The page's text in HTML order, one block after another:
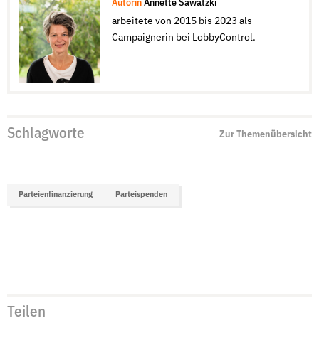
Autorin Annette Sawatzki
arbeitete von 2015 bis 2023 als
Campaignerin bei LobbyControl.
Schlagworte Zur Themenübersicht
Parteienfinanzierung Parteispenden
Teilen